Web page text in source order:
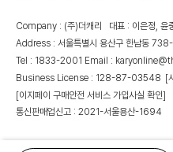
Company : (주)더캐리 대표 : 이은정, 윤
Address : 서울특별시 용산구 한남동
Tel : 1833-2001 Email :
Business License : 128-87-03548 [
[이지페이 구매안전 서비스 가입사실 확인]
통신판매업신고 : 2021-서울용산-1694